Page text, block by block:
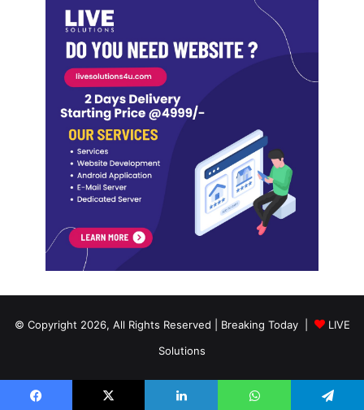
© Copyright 2026, All Rights Reserved | Breaking Today |
LIVE
Solutions